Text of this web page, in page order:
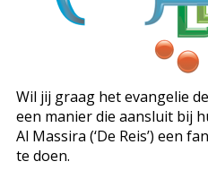
Wil jij graag het evangelie
een manier die aansluit bij
Al Massira (‘De Reis’) een
te doen.